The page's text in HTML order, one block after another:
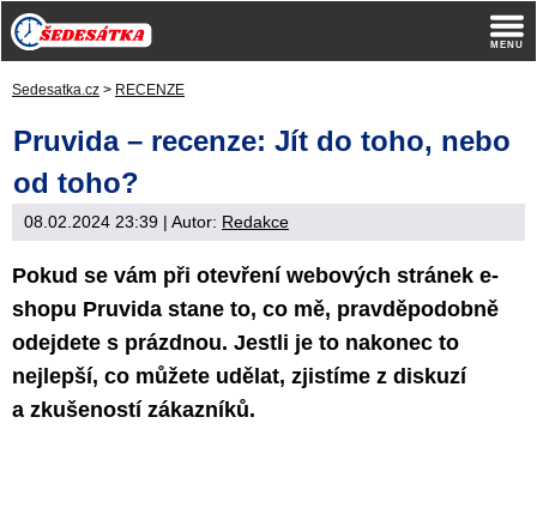
Sedesatka.cz > RECENZE
Pruvida – recenze: Jít do toho, nebo
od toho?
08.02.2024 23:39 | Autor: Redakce
Pokud se vám při otevření webových stránek e-
shopu Pruvida stane to, co mě, pravděpodobně
odejdete s prázdnou. Jestli je to nakonec to
nejlepší, co můžete udělat, zjistíme z diskuzí
a zkušeností zákazníků.